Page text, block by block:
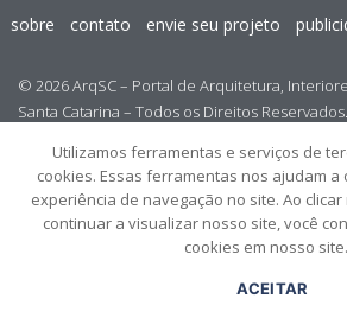
© 2026 ArqSC – Portal de Arquitetura,
Santa Catarina – Todos os Direitos Reservados.
sobre contato envie seu projeto
Utilizamos ferramentas e serviços de
cookies. Essas ferramentas nos ajudam
experiência de navegação no site. Ao
continuar a visualizar nosso site, você
cookies em nosso site.
ACEITAR